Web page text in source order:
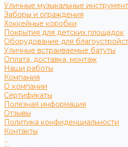
Уличные музыкальные
Заборы и ограждения
Хоккейные коробки
Покрытия для детских площадок
Оборудование для
Уличные встраиваемые батуты
Оплата, доставка, монтаж
Наши работы
Компания
О компании
Сертификаты
Полезная информация
Отзывы
Политика конфиденциальности
Контакты
...